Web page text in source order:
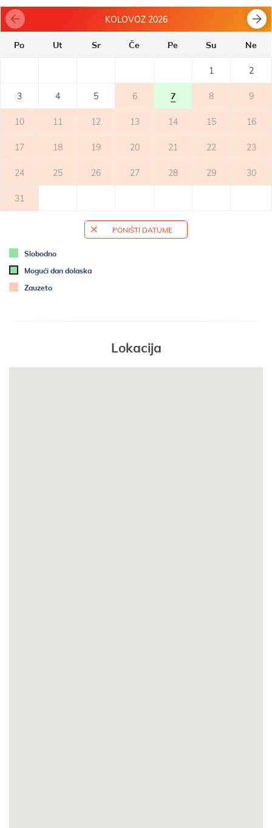
BALKON
- privatan balkon
TERASA
DODATNE INFORMACIJE
- klimatizirano
- uračunat klima-uređaj
- ručnici (1 veliki, 1 mali/po osobi, na tjedan)
- besplatno korištenje bežičnog interneta
KUPAONICA 1
- dvokrevetna soba
KOLOVOZ 2026
Po Ut Sr Če Pe Su Ne
1 2
3 4 5 6 7 8 9
10 11 12 13 14 15 16
17 18 19 20 21 22 23
24 25 26 27 28 29 30
31
PONIŠTI DATUME
Slobodno
Mogući dan dolaska
Zauzeto
Lokacija